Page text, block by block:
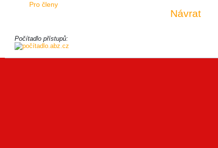
Návrat
Pro členy
Počítadlo přístupů: